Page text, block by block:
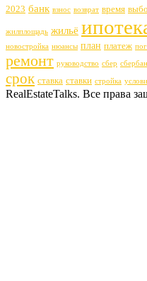
2023 банк взнос возврат время
жилплощадь жильё
новостройка нюансы план платеж
ремонт руководство сбер
срок ставка ставки стройка
RealEstateTalks. Все права